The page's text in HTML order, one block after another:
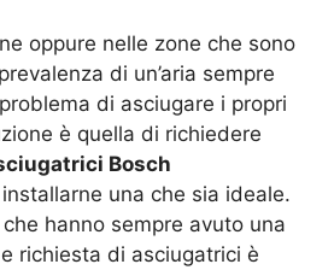
oppure nelle zone che sono
di un’aria sempre
di asciugare i propri
è quella di richiedere
Bosch
una che sia ideale.
hanno sempre avuto una
richiesta di asciugatrici è